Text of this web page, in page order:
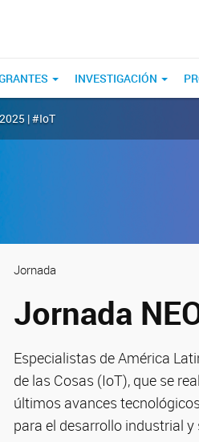
INVESTIGACIÓN
| #IoT
Jornada
Jornada
Especialistas de América
de las Cosas (IoT), que se
últimos avances
para el desarrollo industrial